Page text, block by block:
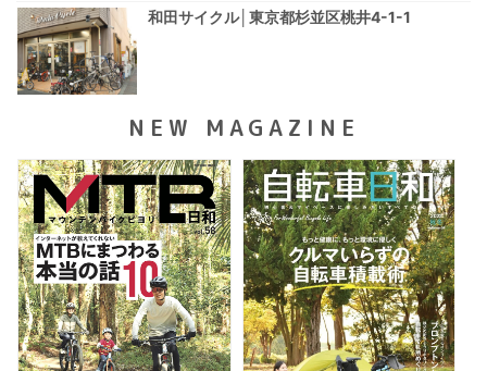
和田サイクル│東京都杉並区桃井4-1-1
NEW MAGAZINE